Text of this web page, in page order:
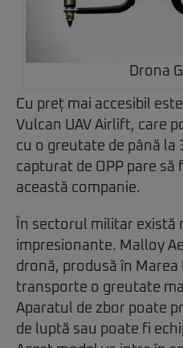
Drona
Cu preț mai accesibil
Vulcan UAV Airlift, care
cu o greutate de până la
capturat de OPP pare să
această companie.
În sectorul militar există
impresionante. Malloy
dronă, produsă în Marea
transporte o greutate
Aparatul de zbor poate
de luptă sau poate fi